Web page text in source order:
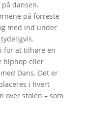
dansen.
på forreste
med ind under
for at tilhøre en
hiphop eller
Dans. Det er
i hvert
over stolen – som